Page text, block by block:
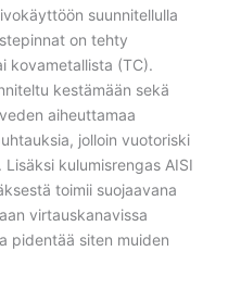
suunnitellulla
on tehty
kovametallista (TC).
kestämään sekä
aiheuttamaa
jolloin vuotoriski
kulumisrengas AISI
toimii suojaavana
virtauskanavissa
pidentää siten muiden